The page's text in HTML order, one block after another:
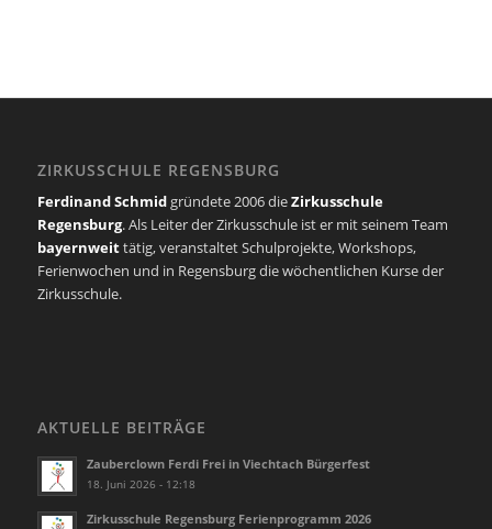
ZIRKUSSCHULE REGENSBURG
Ferdinand Schmidgründete 2006 dieZirkusschule
Regensburg. Als Leiter der Zirkusschule ist er mit seinem Team
bayernweittätig, veranstaltet Schulprojekte, Workshops,
Ferienwochen und in Regensburg die wöchentlichen Kurse der
Zirkusschule.
AKTUELLE BEITRÄGE
Zauberclown Ferdi Frei in Viechtach Bürgerfest
18. Juni 2026 - 12:18
Zirkusschule Regensburg Ferienprogramm 2026